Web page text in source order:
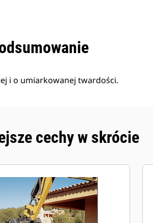
i o umiarkowanej twardości.
cechy w skrócie